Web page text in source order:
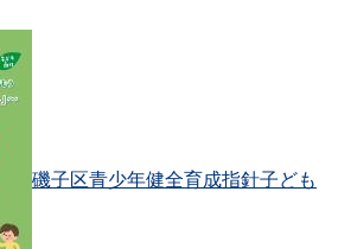
磯子区青少年健全育成指針子ども